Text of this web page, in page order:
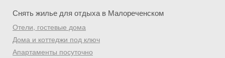
Снять жилье для отдыха в Малореченском
Отели, гостевые дома
Дома и коттеджи под ключ
Апартаменты посуточно